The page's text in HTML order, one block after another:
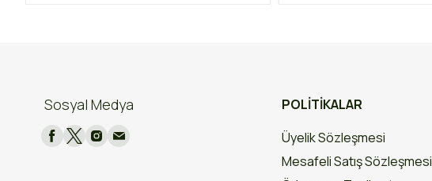
Sosyal Medya
POLİTİKALAR
Üyelik Sözleşmesi
Mesafeli Satış Sözleşmesi